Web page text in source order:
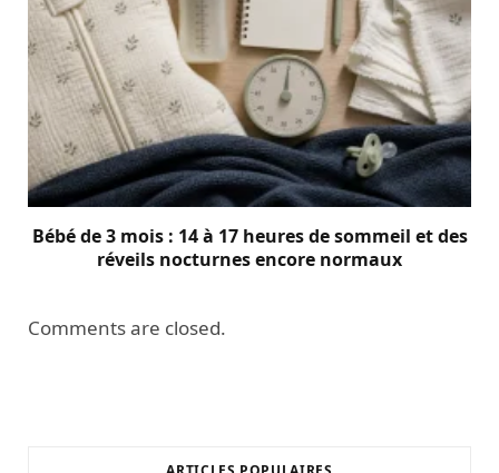
Bébé de 3 mois : 14 à 17 heures de sommeil et des
réveils nocturnes encore normaux
Comments are closed.